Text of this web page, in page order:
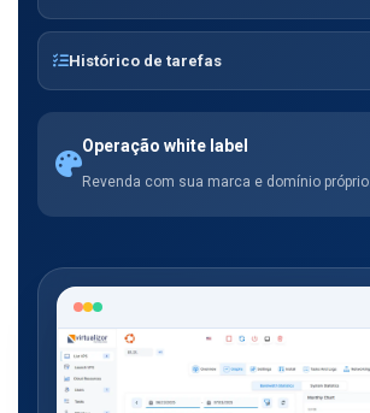
Histórico de tarefas
Operação white label
Revenda com sua marca e domínio próprio.